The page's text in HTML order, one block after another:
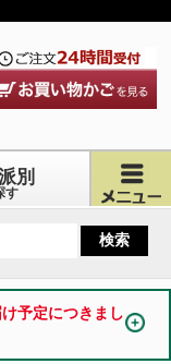
別
す
予定につきまし